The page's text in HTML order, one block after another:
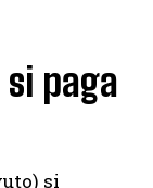
si paga
si